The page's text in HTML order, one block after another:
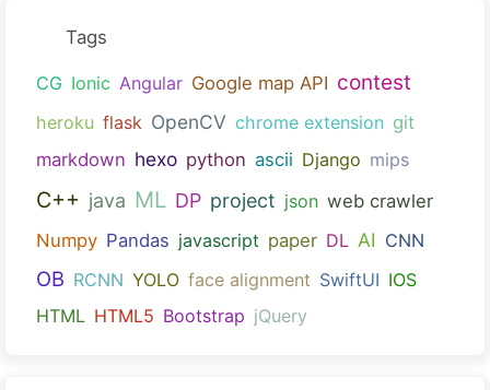
Tags
CG Ionic Angular Google map API contest
heroku flask OpenCV chrome extension git
markdown hexo python ascii Django mips
C++ java ML DP project json web crawler
Numpy Pandas javascript paper DL AI CNN
OB RCNN YOLO face alignment SwiftUI IOS
HTML HTML5 Bootstrap jQuery